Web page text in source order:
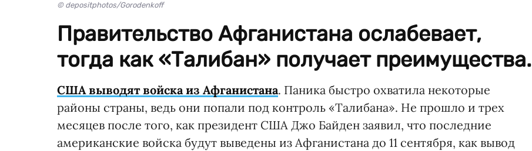
© depositphotos/Gorodenkoff
Правительство Афганистана ослабевает,
тогда как «Талибан» получает преимущества.
США выводят войска из Афганистана. Паника быстро охватила некоторые
районы страны, ведь они попали под контроль «Талибана». Не прошло и трех
месяцев после того, как президент США Джо Байден заявил, что последние
американские войска будут выведены из Афганистана до 11 сентября, как вывод